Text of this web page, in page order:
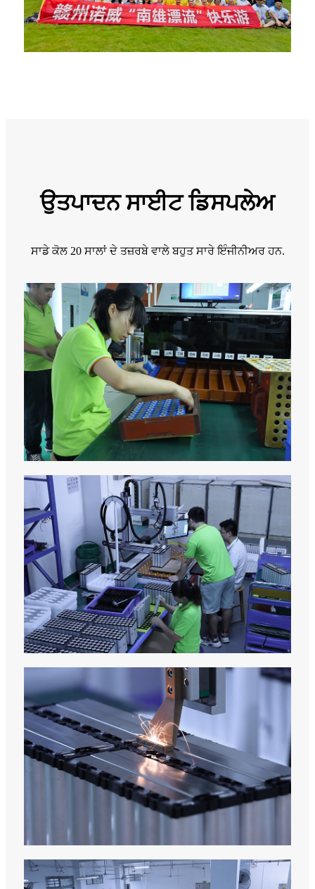
ਉਤਪਾਦਨ ਸਾਈਟ ਡਿਸਪਲੇਅ
ਸਾਡੇ ਕੋਲ 20 ਸਾਲਾਂ ਦੇ ਤਜ਼ਰਬੇ ਵਾਲੇ ਬਹੁਤ ਸਾਰੇ ਇੰਜੀਨੀਅਰ ਹਨ.